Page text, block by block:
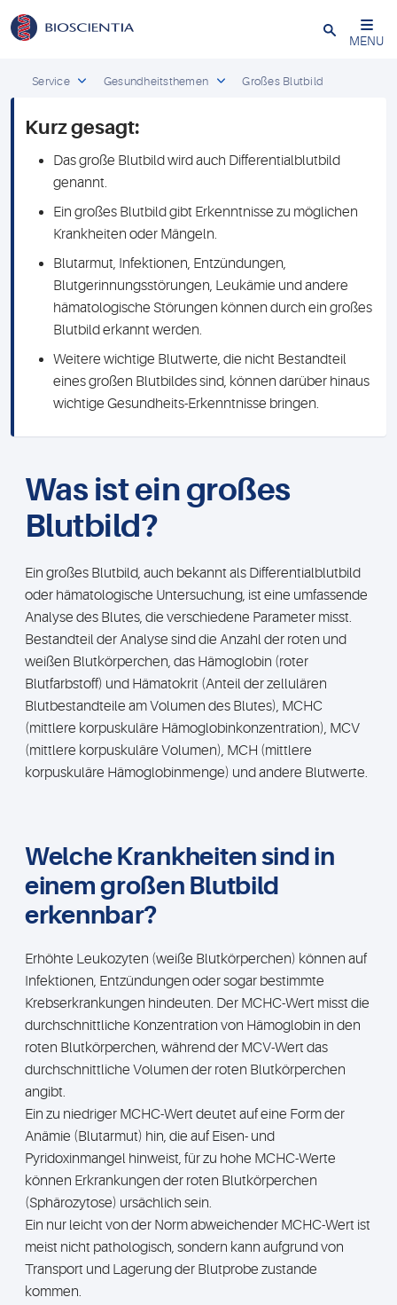
Schließen
MENU
Service Gesundheitsthemen Großes Blutbild
Kurz gesagt:
Das große Blutbild wird auch Differentialblutbild
genannt.
Ein großes Blutbild gibt Erkenntnisse zu möglichen
Krankheiten oder Mängeln.
Blutarmut, Infektionen, Entzündungen,
Blutgerinnungsstörungen, Leukämie und andere
hämatologische Störungen können durch ein großes
Blutbild erkannt werden.
Weitere wichtige Blutwerte, die nicht Bestandteil
eines großen Blutbildes sind, können darüber hinaus
wichtige Gesundheits-Erkenntnisse bringen.
Was ist ein großes
Blutbild?
Ein großes Blutbild, auch bekannt als Differentialblutbild
oder hämatologische Untersuchung, ist eine umfassende
Analyse des Blutes, die verschiedene Parameter misst.
Bestandteil der Analyse sind die Anzahl der roten und
weißen Blutkörperchen, das Hämoglobin (roter
Blutfarbstoff) und Hämatokrit (Anteil der zellulären
Blutbestandteile am Volumen des Blutes), MCHC
(mittlere korpuskuläre Hämoglobinkonzentration), MCV
(mittlere korpuskuläre Volumen), MCH (mittlere
korpuskuläre Hämoglobinmenge) und andere Blutwerte.
Welche Krankheiten sind in
einem großen Blutbild
erkennbar?
Erhöhte Leukozyten (weiße Blutkörperchen) können auf
Infektionen, Entzündungen oder sogar bestimmte
Krebserkrankungen hindeuten. Der MCHC-Wert misst die
durchschnittliche Konzentration von Hämoglobin in den
roten Blutkörperchen, während der MCV-Wert das
durchschnittliche Volumen der roten Blutkörperchen
angibt.
Ein zu niedriger MCHC-Wert deutet auf eine Form der
Anämie (Blutarmut) hin, die auf Eisen- und
Pyridoxinmangel hinweist, für zu hohe MCHC-Werte
können Erkrankungen der roten Blutkörperchen
(Sphärozytose) ursächlich sein.
Ein nur leicht von der Norm abweichender MCHC-Wert ist
meist nicht pathologisch, sondern kann aufgrund von
Transport und Lagerung der Blutprobe zustande
kommen.